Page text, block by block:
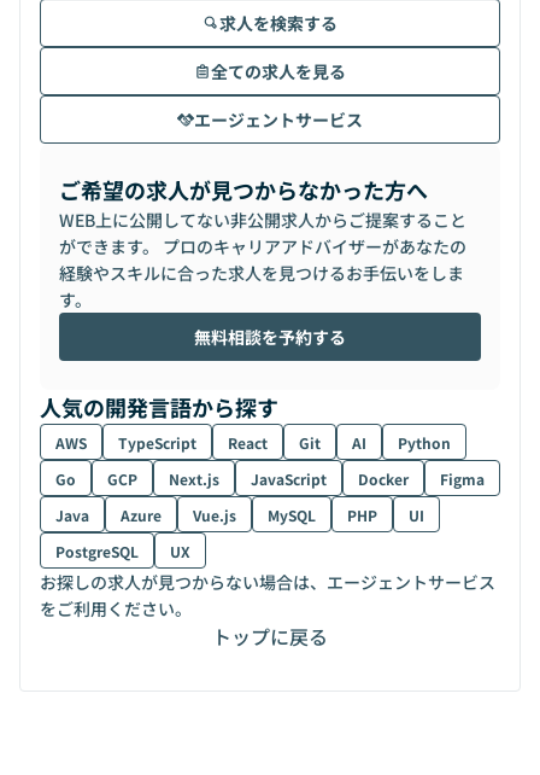
求人を検索する
全ての求人を見る
エージェントサービス
ご希望の求人が見つからなかった方へ
WEB上に公開してない非公開求人からご提案すること
ができます。 プロのキャリアアドバイザーがあなたの
経験やスキルに合った求人を見つけるお手伝いをしま
す。
無料相談を予約する
人気の開発言語から探す
AWS TypeScript React Git AI
Python
Go
GCP Next.js JavaScript Docker
Figma
Java
Azure Vue.js MySQL PHP
UI
PostgreSQL
UX
お探しの求人が見つからない場合は、エージェントサービス
をご利用ください。
トップに戻る